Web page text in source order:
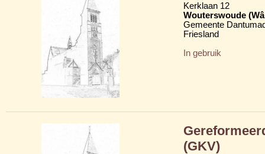
Kerklaan 12
Wouterswoude
Gemeente
Friesland
In gebruik
(GKV)